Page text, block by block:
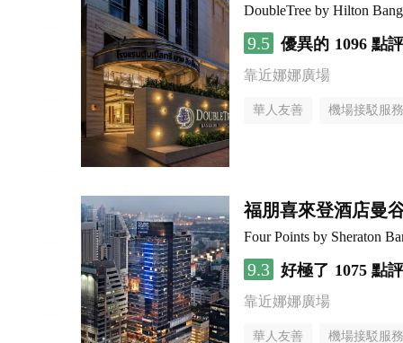
DoubleTree by Hilton
9.5 優異的 1096 點評
靠近娜娜廣場
華人友善 機場接駁服務
福朋喜來登酒店曼
Four Points by Sheraton
9.3 好極了 1075 點評
靠近娜娜廣場
華人友善 機場接駁服務